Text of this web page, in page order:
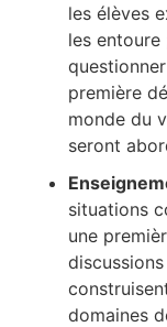
les élèves
les
première
monde du
seront
situations
une
domaines